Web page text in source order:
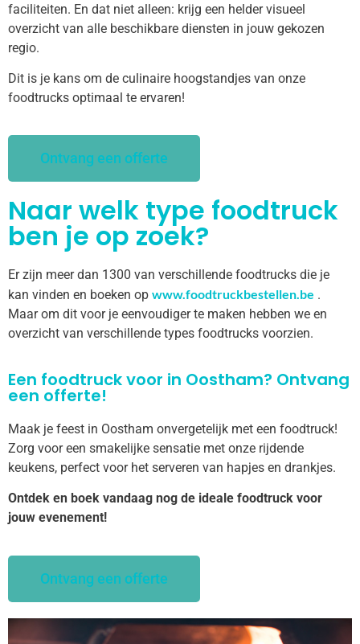
faciliteiten. En dat niet alleen: krijg een helder visueel
overzicht van alle beschikbare diensten in jouw gekozen
regio.
Dit is je kans om de culinaire hoogstandjes van onze
foodtrucks optimaal te ervaren!
Ontvang een offerte
Naar welk type foodtruck
ben je op zoek?
Er zijn meer dan 1300 van verschillende foodtrucks die je
kan vinden en boeken op www.foodtruckbestellen.be .
Maar om dit voor je eenvoudiger te maken hebben we en
overzicht van verschillende types foodtrucks voorzien.
Een foodtruck voor in Oostham? Ontvang
een offerte!
Maak je feest in Oostham onvergetelijk met een foodtruck!
Zorg voor een smakelijke sensatie met onze rijdende
keukens, perfect voor het serveren van hapjes en drankjes.
Ontdek en boek vandaag nog de ideale foodtruck voor
jouw evenement!
Ontvang een offerte